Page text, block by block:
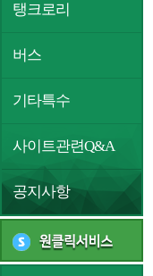
탱크로리
버스
기타특수
사이트관련Q&A
공지사항